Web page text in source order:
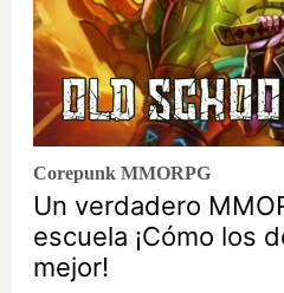
Corepunk MMORPG
Un verdadero
escuela ¡Cómo los
mejor!